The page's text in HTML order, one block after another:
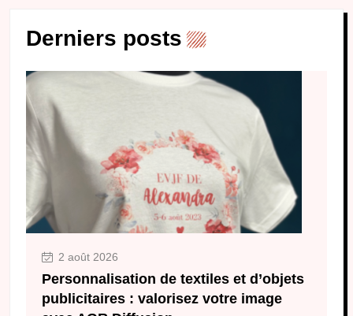
Derniers posts
2 août 2026
Personnalisation de textiles et d’objets
publicitaires : valorisez votre image